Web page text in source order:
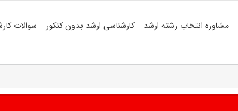
مشاوره انتخاب رشته ارشد کارشناسی ارشد بدون کنکور سوالات